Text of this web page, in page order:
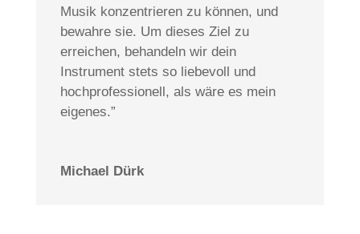
Musik konzentrieren zu können, und
bewahre sie. Um dieses Ziel zu
erreichen, behandeln wir dein
Instrument stets so liebevoll und
hochprofessionell, als wäre es mein
eigenes.”
Michael Dürk